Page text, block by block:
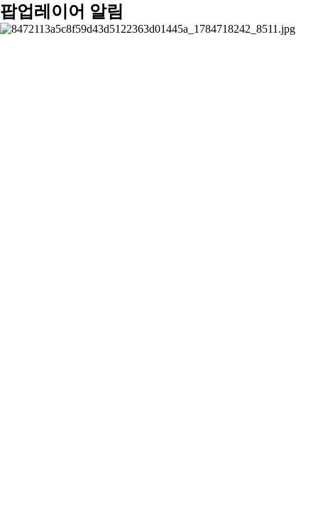
팝업레이어 알림